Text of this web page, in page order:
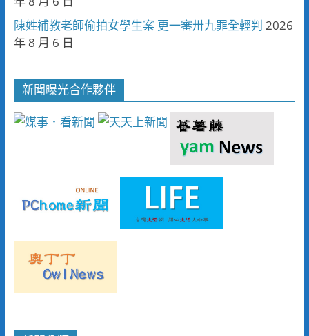
陳姓補教老師偷拍女學生案 更一審卅九罪全輕判 2026
年 8 月 6 日
新聞曝光合作夥伴